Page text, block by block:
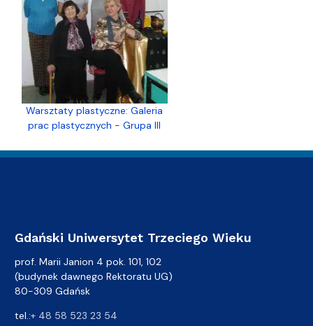
Warsztaty plastyczne: Galeria
prac plastycznych - Grupa III
Gdański Uniwersytet Trzeciego Wieku
prof. Marii Janion 4 pok. 101, 102
(budynek dawnego Rektoratu UG)
80-309 Gdańsk
tel.:+ 48 58 523 23 54